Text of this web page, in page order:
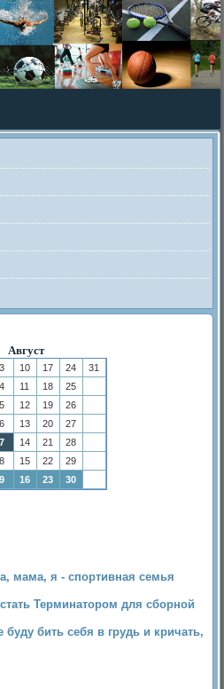
Август
3 10 17 24
31
4 11 18
25
5 12 19
26
6 13 20
27
7 14 21
28
8 15 22
29
9 16 23 30
мама, я - спортивная семья
Терминатором для сборной
бить себя в грудь и кричать,